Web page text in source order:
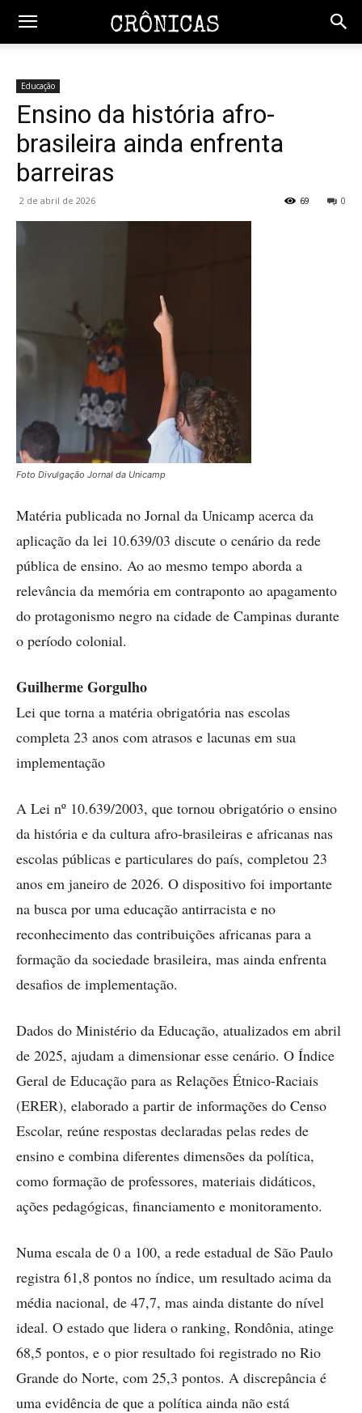
Educação
Ensino da história afro-
brasileira ainda enfrenta
barreiras
2 de abril de 2026 0
69
Foto Divulgação Jornal da Unicamp
Matéria publicada no Jornal da Unicamp acerca da
aplicação da lei 10.639/03 discute o cenário da rede
pública de ensino. Ao ao mesmo tempo aborda a
relevância da memória em contraponto ao apagamento
do protagonismo negro na cidade de Campinas durante
o período colonial.
Guilherme Gorgulho
Lei que torna a matéria obrigatória nas escolas
completa 23 anos com atrasos e lacunas em sua
implementação
A Lei nº 10.639/2003, que tornou obrigatório o ensino
da história e da cultura afro-brasileiras e africanas nas
escolas públicas e particulares do país, completou 23
anos em janeiro de 2026. O dispositivo foi importante
na busca por uma educação antirracista e no
reconhecimento das contribuições africanas para a
formação da sociedade brasileira, mas ainda enfrenta
desafios de implementação.
Dados do Ministério da Educação, atualizados em abril
de 2025, ajudam a dimensionar esse cenário. O Índice
Geral de Educação para as Relações Étnico-Raciais
(ERER), elaborado a partir de informações do Censo
Escolar, reúne respostas declaradas pelas redes de
ensino e combina diferentes dimensões da política,
como formação de professores, materiais didáticos,
ações pedagógicas, financiamento e monitoramento.
Numa escala de 0 a 100, a rede estadual de São Paulo
registra 61,8 pontos no índice, um resultado acima da
média nacional, de 47,7, mas ainda distante do nível
ideal. O estado que lidera o ranking, Rondônia, atinge
68,5 pontos, e o pior resultado foi registrado no Rio
Grande do Norte, com 25,3 pontos. A discrepância é
uma evidência de que a política ainda não está